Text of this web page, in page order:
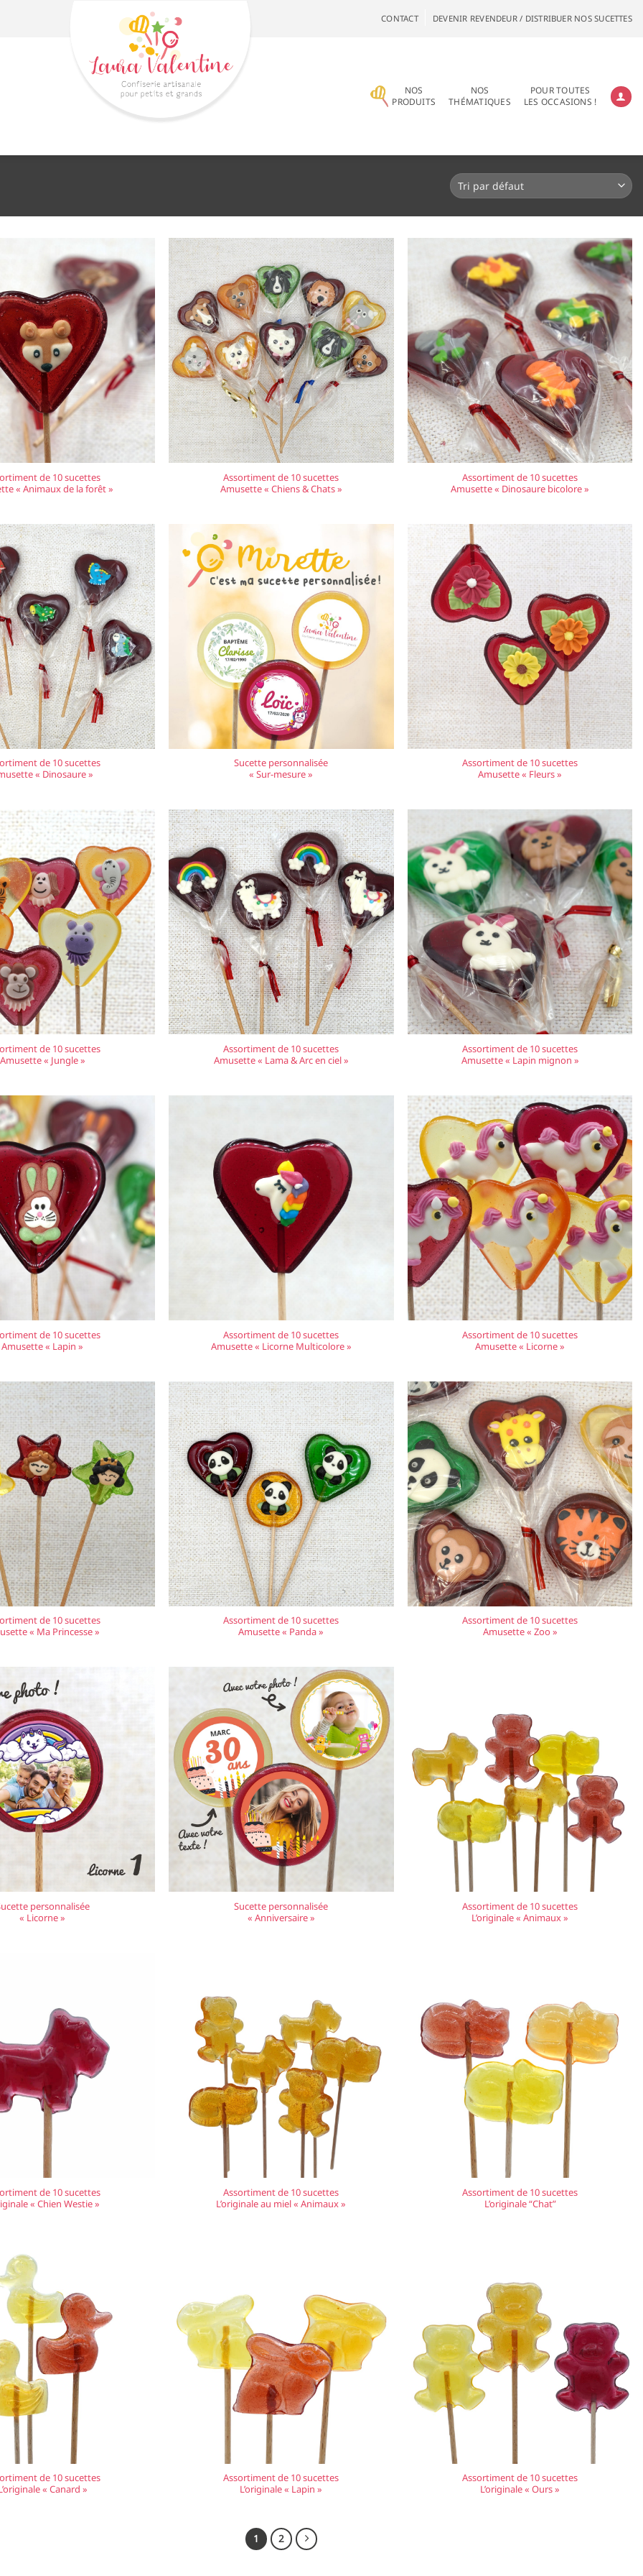
CONTACT DEVENIR REVENDEUR / DISTRIBUER NOS SUCETTES
NOS
PRODUITS
NOS
THÉMATIQUES
POUR TOUTES
LES OCCASIONS !
de 10 sucettes
« Animaux de la forêt »
Assortiment de 10 sucettes
Amusette « Chiens & Chats »
Assortiment de 10 sucettes
Amusette « Dinosaure bicolore »
de 10 sucettes
« Dinosaure »
Sucette personnalisée
« Sur-mesure »
Assortiment de 10 sucettes
Amusette « Fleurs »
de 10 sucettes
Amusette « Jungle »
Assortiment de 10 sucettes
Amusette « Lama & Arc en ciel »
Assortiment de 10 sucettes
Amusette « Lapin mignon »
de 10 sucettes
Amusette « Lapin »
Assortiment de 10 sucettes
Amusette « Licorne Multicolore »
Assortiment de 10 sucettes
Amusette « Licorne »
de 10 sucettes
« Ma Princesse »
Assortiment de 10 sucettes
Amusette « Panda »
Assortiment de 10 sucettes
Amusette « Zoo »
personnalisée
« Licorne »
Sucette personnalisée
« Anniversaire »
Assortiment de 10 sucettes
L’originale « Animaux »
de 10 sucettes
« Chien Westie »
Assortiment de 10 sucettes
L’originale au miel « Animaux »
Assortiment de 10 sucettes
L’originale “Chat”
de 10 sucettes
« Canard »
Assortiment de 10 sucettes
L’originale « Lapin »
Assortiment de 10 sucettes
L’originale « Ours »
1 2